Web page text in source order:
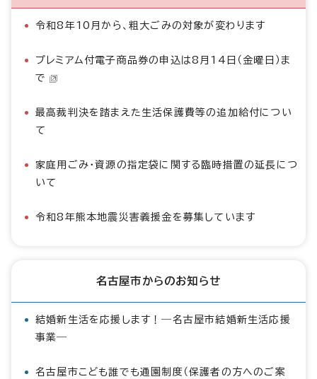
令和8年10月から、粗大ごみの対象が変わります
プレミアム付電子商品券の申込は8月14日（金曜日）ま
で
最高裁判決を踏まえた生活保護費等の追加給付につい
て
家庭用ごみ・資源の指定袋に関する臨時措置の延長につ
いて
令和8年熊本地震災害義援金を募集しています
名古屋市からのお知らせ
結婚新生活を応援します！―名古屋市結婚新生活応援
事業―
名古屋市こども誰でも通園制度（保護者の方へのご案